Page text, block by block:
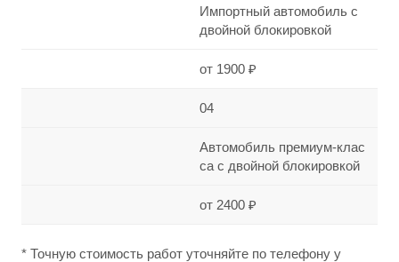
Импортный автомобиль с
двойной блокировкой
от 1900 ₽
04
Автомобиль премиум-клас
са с двойной блокировкой
от 2400 ₽
* Точную стоимость работ уточняйте по телефону у